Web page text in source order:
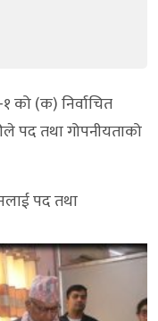
को (क) निर्वाचित
पद तथा गोपनीयताको
पद तथा